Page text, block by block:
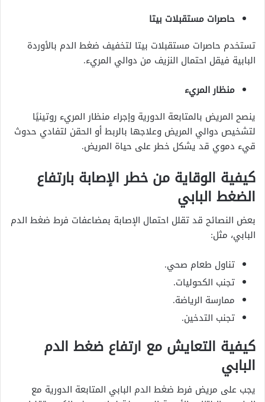
حاصرات مستقبلات بيتا
تستخدم حاصرات مستقبلات بيتا لتخفيف ضغط الدم بالأوردة
البابية فيقل احتمال النزيف من دوالي المريء.
منظار المريء
ينصح المريض بالمتابعة الدورية وإجراء منظار المريء روتينيًا
لتشخيص دوالي المريض وعلاجها بالربط أو الحقن لتفادي حدوث
قيء دموي قد يشكل خطر على حياة المريض.
كيفية الوقاية من خطر الإصابة بارتفاع
الضغط البابي
بعض النصائح قد تقلل احتمال الإصابة بمضاعفات فرط ضغط الدم
البابي، مثل:
تناول طعام صحي.
تجنب الكحوليات.
ممارسة الرياضة.
تجنب التدخين.
كيفية التعايش مع ارتفاع ضغط الدم
البابي
يجب على مريض فرط ضغط الدم البابي المتابعة الدورية مع